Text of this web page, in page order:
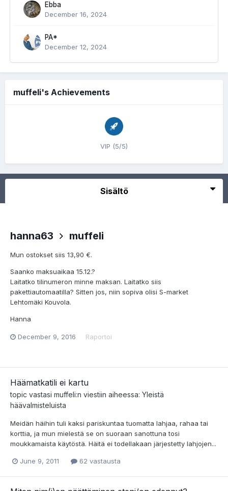
Ebba
December 16, 2024
PA*
December 12, 2024
muffeli's Achievements
VIP (5/5)
Sisältö
hanna63 muffeli
Mun ostokset siis 13,90 €.
Saanko maksuaikaa 15.12.?
Laitatko tilinumeron minne maksan. Laitatko siis
pakettiautomaatilla? Sitten jos, niin sopiva olisi S-market
Lehtomäki Kouvola.
Hanna
December 9, 2016 Raportoi
Häämatkatili ei kartu
topic vastasi muffeli:n viestiin aiheessa: Yleistä
häävalmisteluista
Meidän häihin tuli kaksi pariskuntaa tuomatta lahjaa, rahaa tai
korttia, ja mun mielestä se on suoraan sanottuna tosi
moukkamaista käytöstä. Häitä ei todellakaan järjestetty lahjojen...
June 9, 2011 62 vastausta